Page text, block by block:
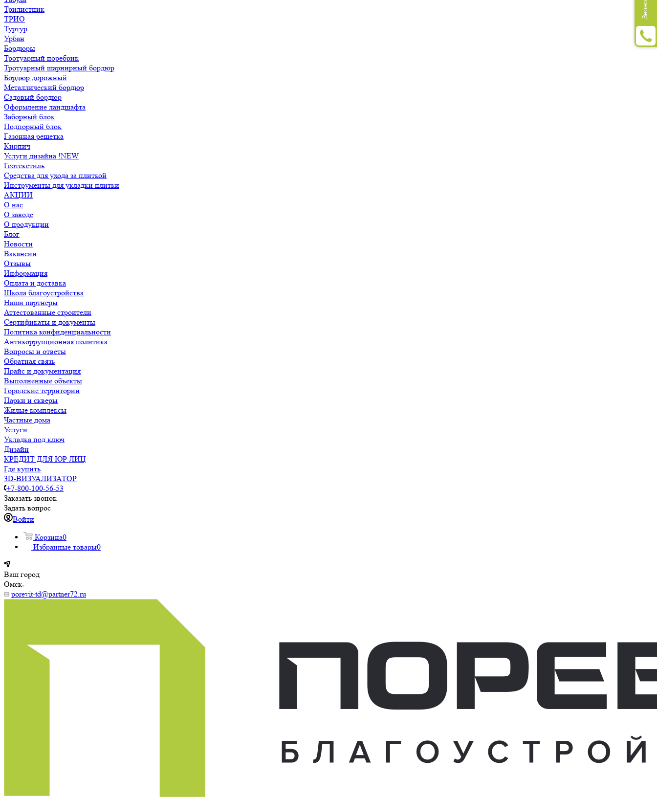
Трилистник
ТРИО
Туртур
Урбан
Бордюры
Тротуарный поребрик
Тротуарный шарнирный бордюр
Бордюр дорожный
Металлический бордюр
Садовый бордюр
Оформление ландшафта
Заборный блок
Подпорный блок
Газонная решетка
Кирпич
Услуги дизайна !NEW
Геотекстиль
Средства для ухода за плиткой
Инструменты для укладки плитки
АКЦИИ
О нас
О заводе
О продукции
Блог
Новости
Вакансии
Отзывы
Информация
Оплата и доставка
Школа благоустройства
Наши партнёры
Аттестованные строители
Сертификаты и документы
Политика конфиденциальности
Антикоррупционная политика
Вопросы и ответы
Обратная связь
Прайс и документация
Выполненные объекты
Городские территории
Парки и скверы
Жилые комплексы
Частные дома
Услуги
Укладка под ключ
Дизайн
КРЕДИТ ДЛЯ ЮР ЛИЦ
Где купить
3D-ВИЗУАЛИЗАТОР
+7-800-100-56-53
Заказать звонок
Задать вопрос
Войти
Корзина0
Избранные товары0
Ваш город
Омск
porevit-td@partner72.ru